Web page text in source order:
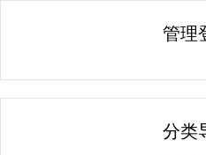
管理
分类